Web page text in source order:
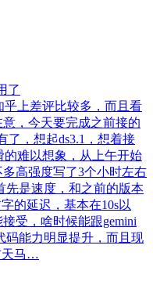
了
乎上差评比较多，而且看
，今天要完成之前接的
了，想起ds3.1，想着接
的难以想象，从上午开始
高强度写了3个小时左右
先是速度，和之前的版本
的延迟，基本在10s以
受，啥时候能跟gemini
码能力明显提升，而且现
天马…